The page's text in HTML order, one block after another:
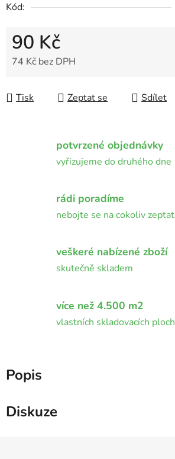
Kód:
90 Kč
74 Kč bez DPH
Tisk
Zeptat se Sdílet
potvrzené objednávky
vyřizujeme do druhého dne
rádi poradíme
nebojte se na cokoliv zeptat
veškeré nabízené zboží
skutečně skladem
více než 4.500 m2
vlastních skladovacích ploch
Popis
Diskuze